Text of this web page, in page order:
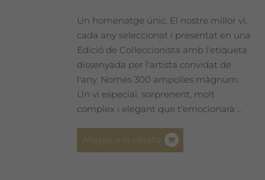
Un homenatge únic. El nostre millor vi,
cada any seleccionat i presentat en una
Edició de Col·leccionista amb l'etiqueta
dissenyada per l'artista convidat de
l'any. Només 300 ampolles màgnum.
Un vi especial, sorprenent, molt
complex i elegant que t'emocionarà ...
Afegeix a la cistella